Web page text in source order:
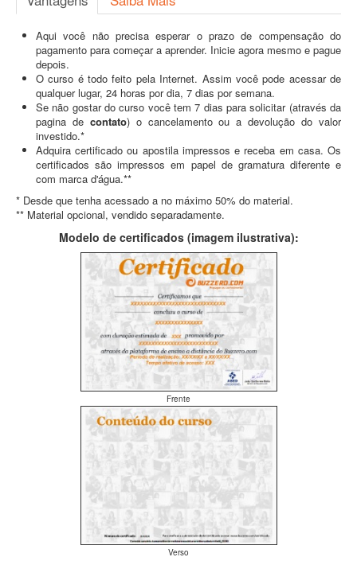
Aqui você não precisa esperar o prazo de compensação do
pagamento para começar a aprender. Inicie agora mesmo e pague
depois.
O curso é todo feito pela Internet. Assim você pode acessar de
qualquer lugar, 24 horas por dia, 7 dias por semana.
Se não gostar do curso você tem 7 dias para solicitar (através da
pagina de contato) o cancelamento ou a devolução do valor
investido.*
Adquira certificado ou apostila impressos e receba em casa. Os
certificados são impressos em papel de gramatura diferente e
com marca d'água.**
* Desde que tenha acessado a no máximo 50% do material.
** Material opcional, vendido separadamente.
Modelo de certificados (imagem ilustrativa):
Frente
Verso